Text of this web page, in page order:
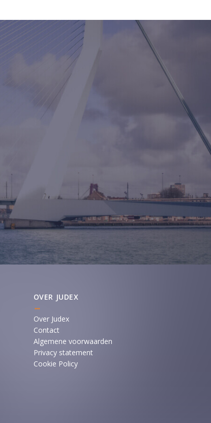
OVER JUDEX
Over Judex
Contact
Algemene voorwaarden
Privacy statement
Cookie Policy